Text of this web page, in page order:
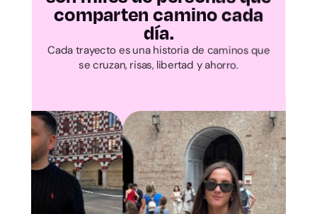
Cantabria
Ávila
León
Palencia
comparten camino cada
día.
Cada trayecto es una historia de caminos que
se cruzan, risas, libertad y ahorro.